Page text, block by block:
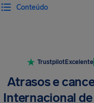
Conteúdo
TrustpilotExcelente
Atrasos e
Internacional